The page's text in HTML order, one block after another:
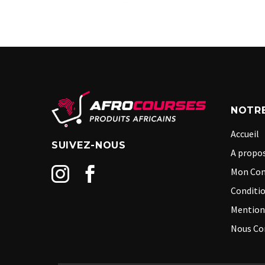
SUIVEZ-NOUS
Accueil
A
Mon
Nous